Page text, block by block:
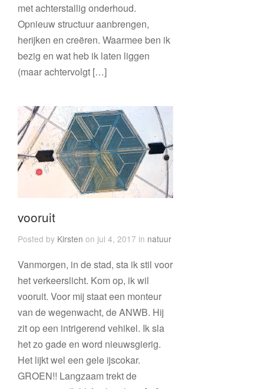
met achterstallig onderhoud.
Opnieuw structuur aanbrengen,
herijken en creëren. Waarmee ben ik
bezig en wat heb ik laten liggen
(maar achtervolgt […]
vooruit
Posted by Kirsten on jul 4, 2017 in natuur
Vanmorgen, in de stad, sta ik stil voor
het verkeerslicht. Kom op, ik wil
vooruit. Voor mij staat een monteur
van de wegenwacht, de ANWB. Hij
zit op een intrigerend vehikel. Ik sla
het zo gade en word nieuwsgierig.
Het lijkt wel een gele ijscokar.
GROEN!! Langzaam trekt de